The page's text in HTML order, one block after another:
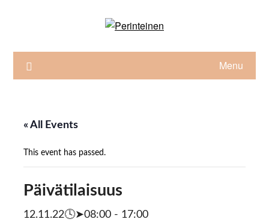
Menu
« All Events
This event has passed.
Päivätilaisuus
12.11.22🕓➤08:00- 17:00